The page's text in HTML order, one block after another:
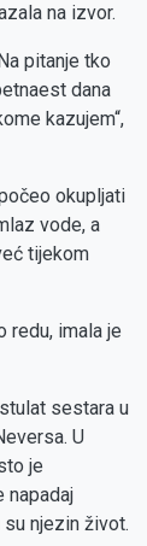
na izvor.
pitanje tko
dana
kazujem“,
okupljati
vode, a
tijekom
redu, imala je
sestara u
U
je
napadaj
njezin život.